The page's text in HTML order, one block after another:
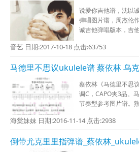
说爱你吉他谱，沈以
弹唱图片谱，周杰伦
诚吉他弹唱版本，吉
音艺 日期:2017-10-18 点击:63753
马德里不思议ukulele谱 蔡依林 乌
蔡依林《马德里不思
调C，CAPO夹3品。
节奏型参考图片谱。
海棠妹妹 日期:2016-11-14 点击:2938
倒带尤克里里指弹谱_蔡依林